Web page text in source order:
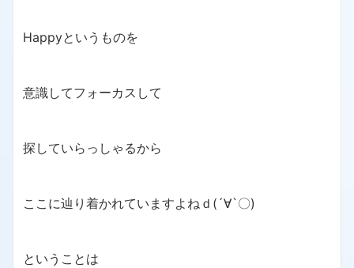
Happyというものを
意識してフォーカスして
探していらっしゃるから
ここに辿り着かれていますよねｄ(´∀`〇)
ということは